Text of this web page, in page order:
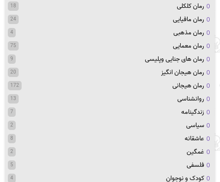
رمان کلکلی 18
رمان مافیایی 24
رمان مذهبی 4
رمان معمایی 75
رمان های جنایی وپلیسی 9
رمان هیجان انگیز 20
رمان هیجانی 172
روانشناسی 13
زندگینامه 7
سیاسی 2
عاشقانه 8
غمگین 2
فلسفی 5
کودک و نوجوان 4